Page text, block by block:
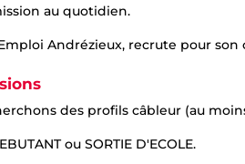
au quotidien.
Andrézieux, recrute pour son
des profils câbleur (au
ou SORTIE D'ECOLE.